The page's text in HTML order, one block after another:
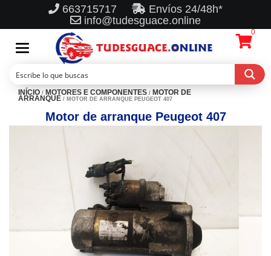
663715717
Envíos 24/48h*
info@tudesguace.online
Toggle
navigation
0
INÍCIO / MOTORES E COMPONENTES / MOTOR DE
ARRANQUE / MOTOR DE ARRANQUE PEUGEOT 407
Motor de arranque Peugeot 407